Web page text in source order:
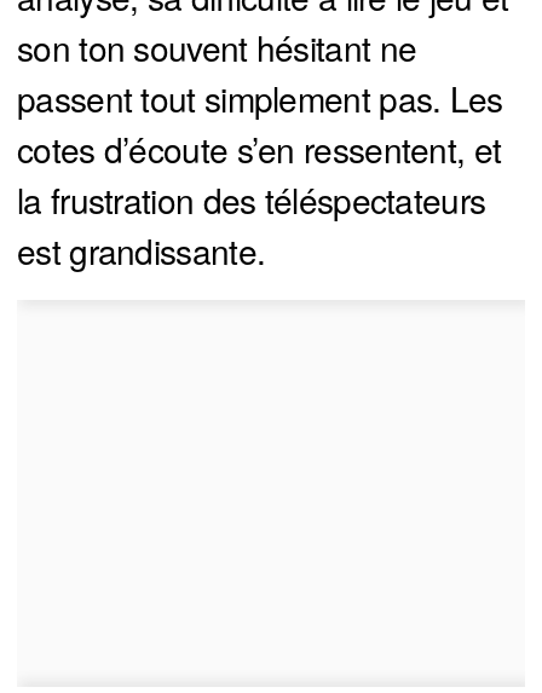
son ton souvent hésitant ne
passent tout simplement pas. Les
cotes d’écoute s’en ressentent, et
la frustration des téléspectateurs
est grandissante.